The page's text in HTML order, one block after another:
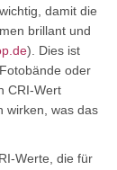
damit die
brillant und
). Dies ist
oder
CRI-Wert
wirken, was das
Werte, die für